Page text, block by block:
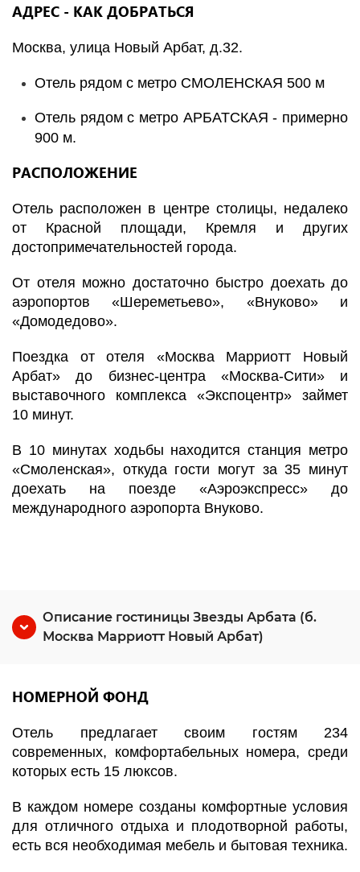
АДРЕС - КАК ДОБРАТЬСЯ
Москва, улица Новый Арбат, д.32.
Отель рядом с метро СМОЛЕНСКАЯ 500 м
Отель рядом с метро АРБАТСКАЯ - примерно
900 м.
РАСПОЛОЖЕНИЕ
Отель расположен в центре столицы, недалеко
от Красной площади, Кремля и других
достопримечательностей города.
От отеля можно достаточно быстро доехать до
аэропортов «Шереметьево», «Внуково» и
«Домодедово».
Поездка от отеля «Москва Марриотт Новый
Арбат» до бизнес-центра «Москва-Сити» и
выставочного комплекса «Экспоцентр» займет
10 минут.
В 10 минутах ходьбы находится станция метро
«Смоленская», откуда гости могут за 35 минут
доехать на поезде «Аэроэкспресс» до
международного аэропорта Внуково.
Описание гостиницы Звезды Арбата (б.
Москва Марриотт Новый Арбат)
НОМЕРНОЙ ФОНД
Отель предлагает своим гостям 234
современных, комфортабельных номера, среди
которых есть 15 люксов.
В каждом номере созданы комфортные условия
для отличного отдыха и плодотворной работы,
есть вся необходимая мебель и бытовая техника.